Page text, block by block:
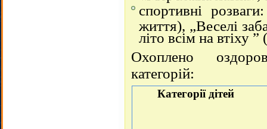
спортивні
життя), „Веселі
літо всім на втіху
Охоплено
категорій:
Категорії дітей